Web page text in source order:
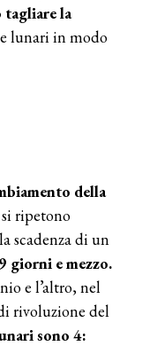
tagliare la
lunari in modo
della
ripetono
scadenza di un
giorni e mezzo.
e l’altro, nel
rivoluzione del
sono 4: